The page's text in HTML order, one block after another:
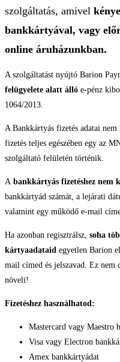
szolgáltatás, amivel
bankkártyával, vagy
online áruházunkban.
A szolgáltatást nyújtó Barion
felügyelete alatt álló e-pénz
1064/2013.
A Bankkártyás fizetés adatai
fizetés teljes egészében egy az
szolgáltató felületén történik.
A bankkártyás fizetéshez nem
bankkártyád számát, a lejárati
valamint egy működő e-mail
Ha azonban regisztrálsz, soha
kártyaadataid egyetlen Barion
mail címed és jelszavad. Ez nem
növeli!
Fizetéshez használhatod:
Mastercard vagy Maestro
Visa vagy Electron
Amex bankkártyádat